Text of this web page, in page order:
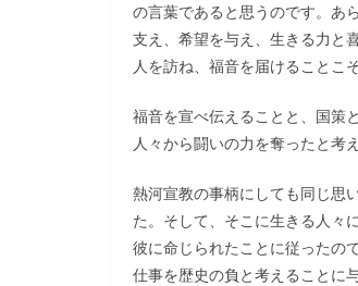
の言葉であると思うのです。あ
支え、希望を与え、生きる力と
人を訪ね、福音を届けることこ
福音を宣べ伝えることと、国策
人々から闘いの力を奪ったと考
熱河宣教の事柄にしても同じ思
た。そして、そこに生きる人々
彼に命じられたことに従ったの
仕事を歴史の負と考えることに